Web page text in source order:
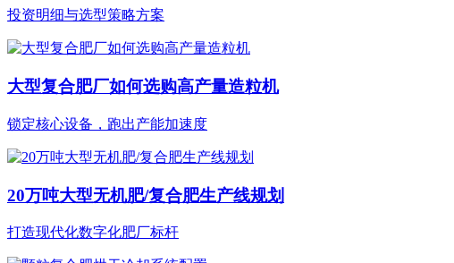
投资明细与选型策略方案
大型复合肥厂如何选购高产量造粒机
锁定核心设备，跑出产能加速度
20万吨大型无机肥/复合肥生产线规划
打造现代化数字化肥厂标杆